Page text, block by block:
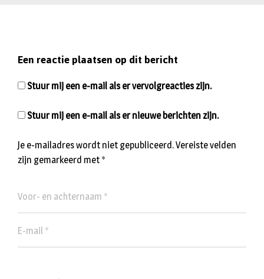
Een reactie plaatsen op dit bericht
Je e-mailadres wordt niet gepubliceerd.Vereiste velden
zijn gemarkeerd met *
Stuur mij een e-mail als er vervolgreacties zijn.
Stuur mij een e-mail als er nieuwe berichten zijn.